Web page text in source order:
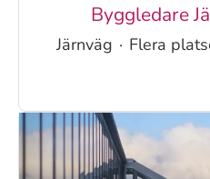
Byggledare
Järnväg · Flera